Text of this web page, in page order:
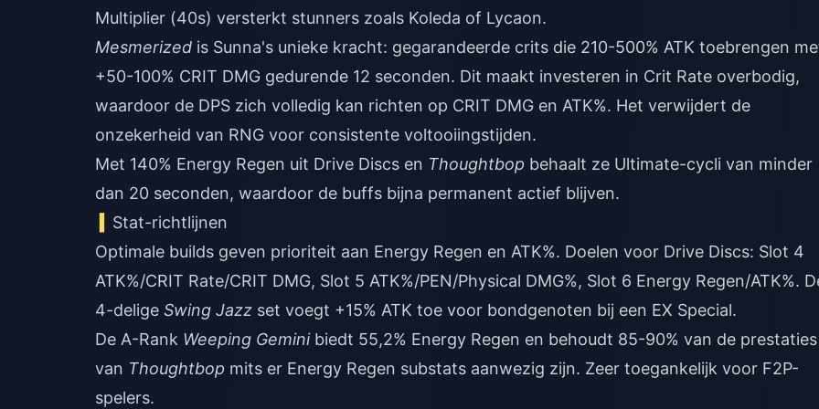
Multiplier (40s) versterkt stunners zoals Koleda of Lycaon.
Mesmerized is Sunna's unieke kracht: gegarandeerde crits die 210-500% ATK toebrengen
+50-100% CRIT DMG gedurende 12 seconden. Dit maakt investeren in Crit Rate overbodig,
waardoor de DPS zich volledig kan richten op CRIT DMG en ATK%. Het verwijdert de
onzekerheid van RNG voor consistente voltooiingstijden.
Met 140% Energy Regen uit Drive Discs en Thoughtbop behaalt ze Ultimate-cycli van minder
dan 20 seconden, waardoor de buffs bijna permanent actief blijven.
Stat-richtlijnen
Optimale builds geven prioriteit aan Energy Regen en ATK%. Doelen voor Drive Discs: Slot 4
ATK%/CRIT Rate/CRIT DMG, Slot 5 ATK%/PEN/Physical DMG%, Slot 6 Energy Regen/ATK%.
4-delige Swing Jazz set voegt +15% ATK toe voor bondgenoten bij een EX Special.
De A-Rank Weeping Geminibiedt 55,2% Energy Regen en behoudt 85-90% van de prestaties
van Thoughtbop mits er Energy Regen substats aanwezig zijn. Zeer toegankelijk voor F2P-
spelers.